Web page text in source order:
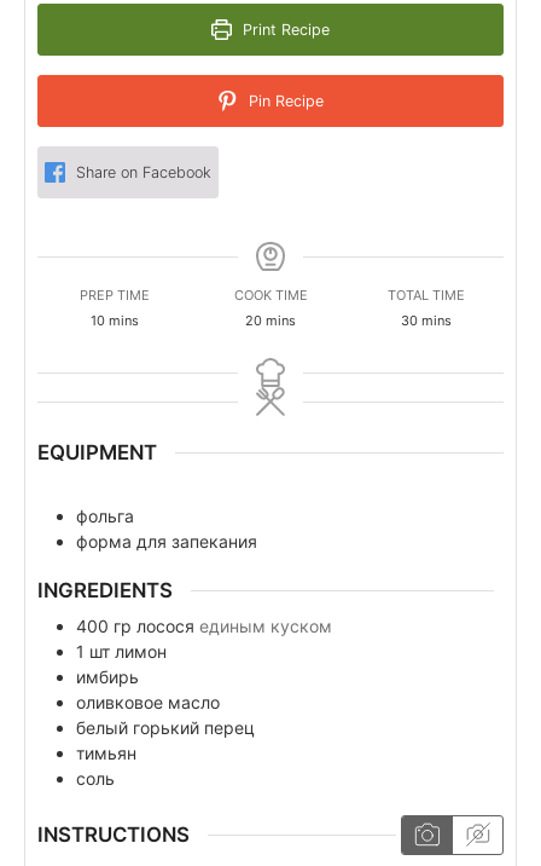
Print Recipe
Pin Recipe
Share on Facebook
PREP TIME
10minutes
mins
COOK TIME
20minutes
mins
TOTAL TIME
30minutes
mins
EQUIPMENT
фольга
форма для запекания
INGREDIENTS
400 гр лосося единым куском
1 шт лимон
имбирь
оливковое масло
белый горький перец
тимьян
соль
INSTRUCTIONS